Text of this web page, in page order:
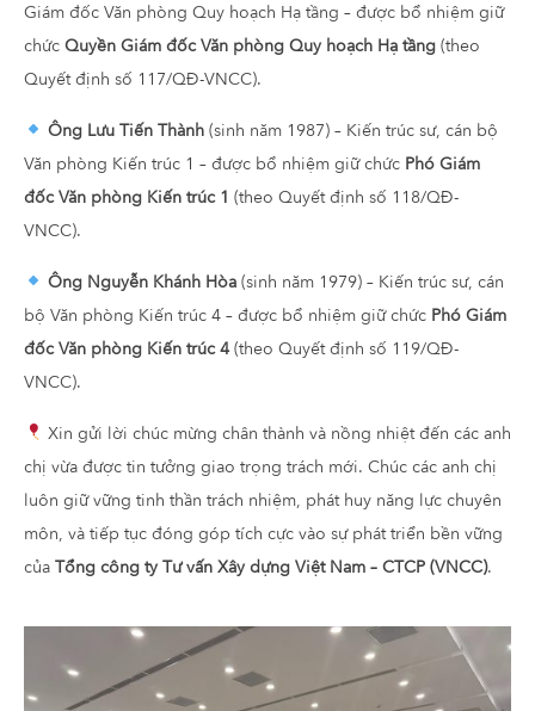
Giám đốc Văn phòng Quy hoạch Hạ tầng – được bổ nhiệm giữ
chức Quyền Giám đốc Văn phòng Quy hoạch Hạ tầng (theo
Quyết định số 117/QĐ-VNCC).
Ông Lưu Tiến Thành(sinh năm 1987) – Kiến trúc sư, cán bộ
Văn phòng Kiến trúc 1 – được bổ nhiệm giữ chức Phó Giám
đốc Văn phòng Kiến trúc 1 (theo Quyết định số 118/QĐ-
VNCC).
Ông Nguyễn Khánh Hòa(sinh năm 1979) – Kiến trúc sư, cán
bộ Văn phòng Kiến trúc 4 – được bổ nhiệm giữ chức Phó Giám
đốc Văn phòng Kiến trúc 4(theo Quyết định số 119/QĐ-
VNCC).
Xin gửi lời chúc mừng chân thành và nồng nhiệt đến các anh
chị vừa được tin tưởng giao trọng trách mới. Chúc các anh chị
luôn giữ vững tinh thần trách nhiệm, phát huy năng lực chuyên
môn, và tiếp tục đóng góp tích cực vào sự phát triển bền vững
của Tổng công ty Tư vấn Xây dựng Việt Nam – CTCP (VNCC).